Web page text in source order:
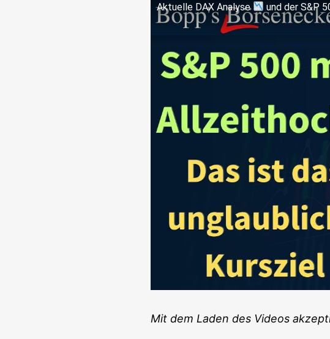
Aktu­el­le DAX Ana­ly­se und der S&P
Mit dem Laden des Vide­os